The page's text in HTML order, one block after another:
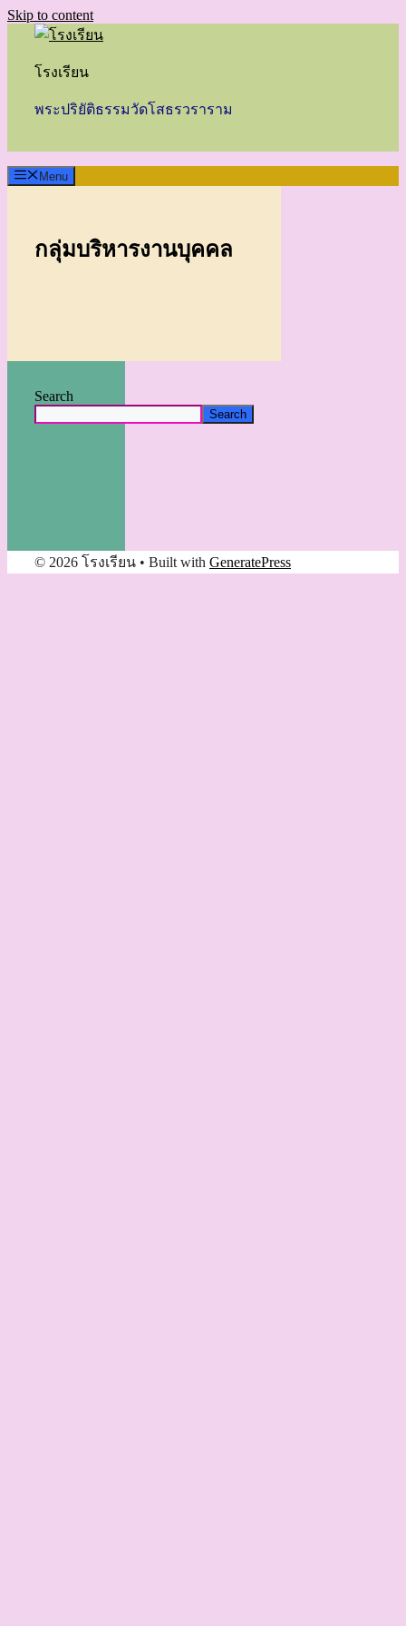
Skip to content
โรงเรียน
พระปริยัติธรรมวัดโสธรวราราม
Menu
กลุ่มบริหารงานบุคคล
Search
Search
© 2026 โรงเรียน • Built with GeneratePress